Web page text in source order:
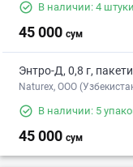
В наличии: 4 штуки
45 000 сум
Энтро-Д, 0,8 г,
Naturex, OOO
В наличии: 5
45 000 сум